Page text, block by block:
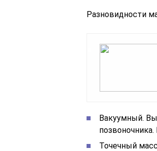
Разновидности
Вакуумный.
Точечный